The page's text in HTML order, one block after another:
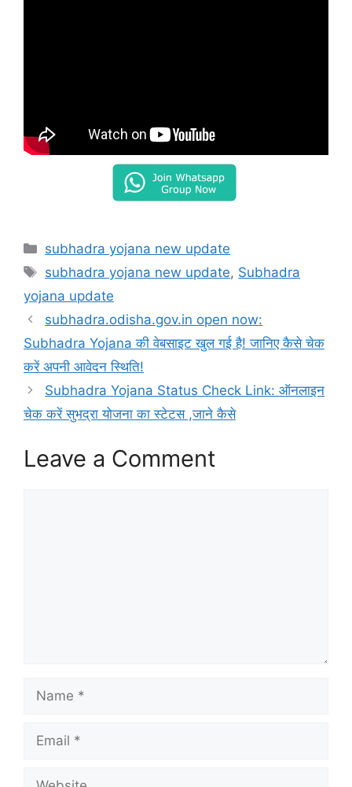
Categories
subhadra yojana new update
Tags
subhadra yojana new update, Subhadra
yojana update
subhadra.odisha.gov.in open now:
Subhadra Yojana की वेबसाइट खुल गई है! जानिए कैसे चेक
करें अपनी आवेदन स्थिति!
Subhadra Yojana Status Check Link: ऑनलाइन
चेक करें सुभद्रा योजना का स्टेटस ,जाने कैसे
Leave a Comment
Name
Email
Website